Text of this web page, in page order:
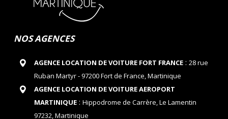
NOS AGENCES
AGENCE LOCATION DE VOITURE FORT FRANCE: 28 rue
Ruban Martyr - 97200 Fort de France, Martinique
AGENCE LOCATION DE VOITURE AEROPORT
MARTINIQUE: Hippodrome de Carrère, Le Lamentin
97232, Martinique